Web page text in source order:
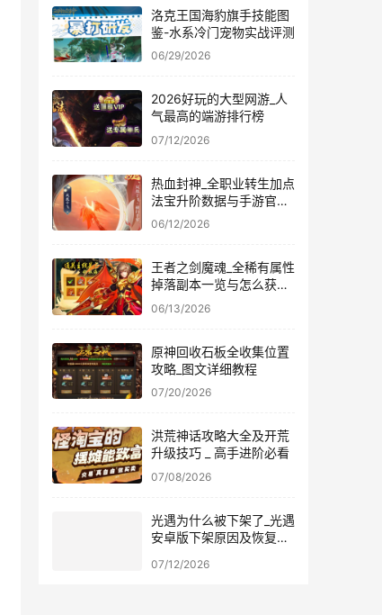
洛克王国海豹旗手技能图
鉴-水系冷门宠物实战评测
06/29/2026
2026好玩的大型网游_人
气最高的端游排行榜
07/12/2026
热血封神_全职业转生加点
法宝升阶数据与手游官方
下载地址
06/12/2026
王者之剑魔魂_全稀有属性
掉落副本一览与怎么获得
强力培养
06/13/2026
原神回收石板全收集位置
攻略_图文详细教程
07/20/2026
洪荒神话攻略大全及开荒
升级技巧 _ 高手进阶必看
07/08/2026
光遇为什么被下架了_光遇
安卓版下架原因及恢复时
07/12/2026